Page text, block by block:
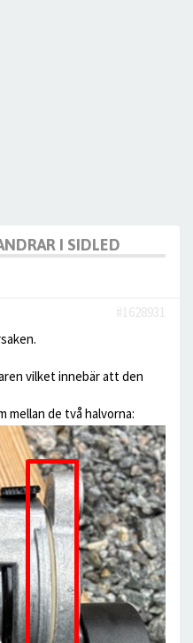
I SIDLED
#1628931
vilket innebär att den
mellan de två halvorna: